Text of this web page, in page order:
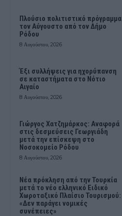
Πλούσιο πολιτιστικό πρόγραμμα
τον Αύγουστο από τον Δήμο
Ρόδου
8 Αυγούστου, 2026
Έξι συλλήψεις για ηχορύπανση
σε καταστήματα στο Νότιο
Αιγαίο
8 Αυγούστου, 2026
Γιώργος Χατζημάρκος: Αναφορά
στις δεσμεύσεις Γεωργιάδη
μετά την επίσκεψη στο
Νοσοκομείο Ρόδου
8 Αυγούστου, 2026
Νέα πρόκληση από την Τουρκία
μετά το νέο ελληνικό Ειδικό
Χωροταξικό Πλαίσιο Τουρισμού:
«Δεν παράγει νομικές
συνέπειες»